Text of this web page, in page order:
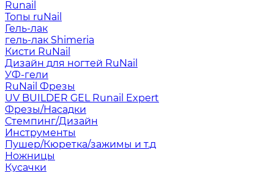
Runail
Топы ruNail
Гель-лак
гель-лак Shimeria
Кисти RuNail
Дизайн для ногтей RuNail
УФ-гели
RuNail Фрезы
UV BUILDER GEL Runail Expert
Фрезы/Насадки
Стемпинг/Дизайн
Инструменты
Пушер/Кюретка/зажимы и т.д
Ножницы
Кусачки